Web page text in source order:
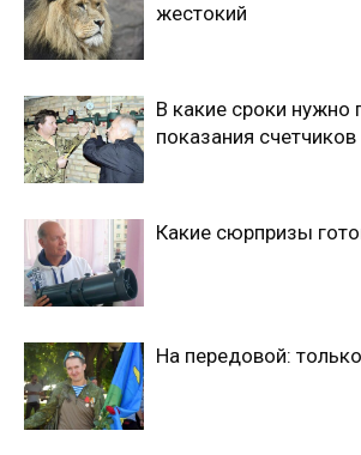
жестокий
В какие сроки нужно
показания счетчиков
Какие сюрпризы
На передовой: